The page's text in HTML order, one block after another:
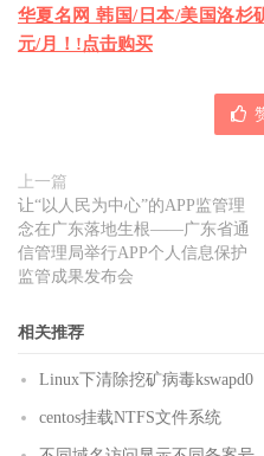
华夏名网 韩国/日本/美国洛
元/月
！!点击购买
上一篇
让“以人民为中心”的APP监管理
念在广东落地生根——广东省通
信管理局举行APP个人信息保护
监管成果发布会
相关推荐
Linux下清除挖矿病毒kswapd0
centos挂载NTFS文件系统